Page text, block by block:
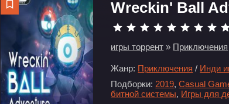
Wreckin' Ball
игры торрент » Приключения
Жанр: Приключения / Инди
Подборки: 2019,Casual
битной системы, Игры для